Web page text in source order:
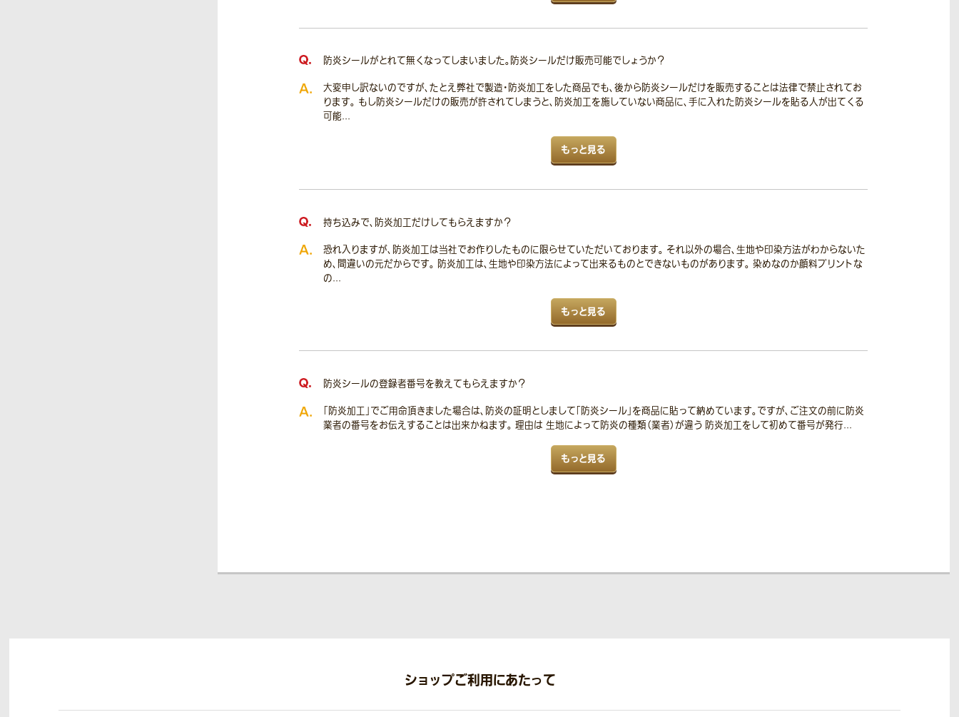
防炎シールがとれて無くなってしまいました。防炎シールだけ販売可能でしょうか？
大変申し訳ないのですが、たとえ弊社で製造・防炎加工をした商品でも、後から防炎シールだけを販売することは法律で禁止されてお
ります。 もし防炎シールだけの販売が許されてしまうと、防炎加工を施していない商品に、手に入れた防炎シールを貼る人が出てくる
可能...
もっと見る
持ち込みで、防炎加工だけしてもらえますか？
恐れ入りますが、防炎加工は当社でお作りしたものに限らせていただいております。 それ以外の場合、生地や印染方法がわからないた
め、間違いの元だからです。 防炎加工は、生地や印染方法によって出来るものとできないものがあります。 染めなのか顔料プリントな
の...
もっと見る
防炎シールの登録者番号を教えてもらえますか？
「防炎加工」でご用命頂きました場合は、防炎の証明としまして「防炎シール」を商品に貼って納めています。ですが、ご注文の前に防炎
業者の番号をお伝えすることは出来かねます。 理由は 生地によって防炎の種類（業者）が違う 防炎加工をして初めて番号が発行...
もっと見る
ショップご利用にあたって